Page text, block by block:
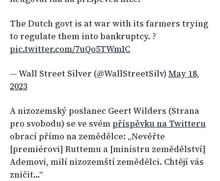
The Dutch govt is at war with its farmers trying
to regulate them into bankruptcy. ?
pic.twitter.com/7uQo5TWmIC
— Wall Street Silver (@WallStreetSilv) May 18,
2023
A nizozemský poslanec Geert Wilders (Strana
pro svobodu) se ve svémpříspěvku na Twitteru
obrací přímo na zemědělce: „Nevěřte
[premiérovi] Ruttemu a [ministru zemědělství]
Ademovi, milí nizozemští zemědělci. Chtějí vás
zničit…“